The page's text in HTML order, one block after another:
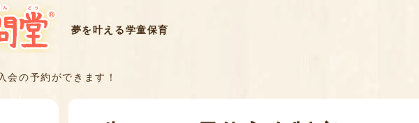
夢を叶える学童保育
会の予約ができます！